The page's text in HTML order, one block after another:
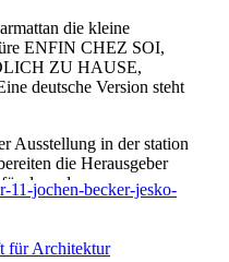
die kleine
ENFIN CHEZ SOI,
ZU HAUSE,
deutsche Version steht
Ausstellung in der station
die Herausgeber
den adocs
Übersetzung vor. Das
Bildmaterial
Beteiligten, Texte
jochen-becker-jesko-
für Architektur